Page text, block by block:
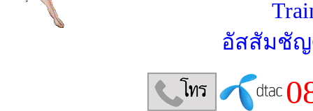
อัสสัมชัญ